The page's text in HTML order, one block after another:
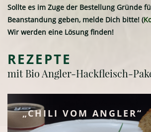
Sollte es im Zuge der Bestellung Gründe
Beanstandung geben, melde Dich bitte! (
Wir werden eine Lösung finden!
REZEPTE
mit Bio Angler-Hackfleisch-
„CHILI VOM ANGLER“